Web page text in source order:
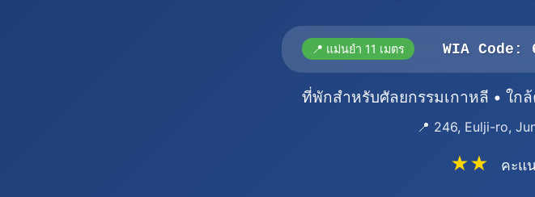
📍 แม่นยำ 11 เมตร WIA Code:
ที่พักสำหรับศัลยกรรมเกาหลี • ใก
📍 246, Eulji-ro,
★★ คะแ